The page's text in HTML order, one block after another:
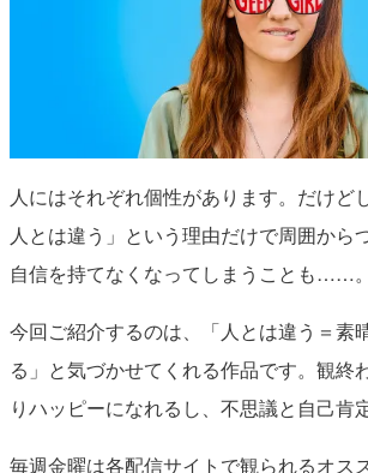
人にはそれぞれ個性があります。だけど
人とは違う」という理由だけで周囲から
自信を持てなくなってしまうことも……。
今回ご紹介するのは、「人とは違う＝素
る」と気づかせてくれる作品です。観終
りハッピーになれるし、不思議と自己肯
毎週金曜は各配信サイトで観られるオス